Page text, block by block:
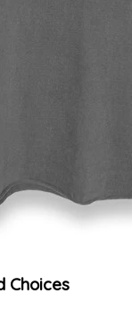
Choices